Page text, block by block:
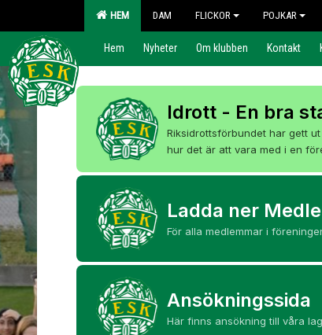
HEM DAM FLICKOR POJKAR
Hem Nyheter Om klubben Kontakt
Idrott - En bra
Riksidrottsförbundet har gett
hur det är att vara med i en
Ladda ner
För alla medlemmar i
Ansökningssida
Här finns ansökning till våra lag